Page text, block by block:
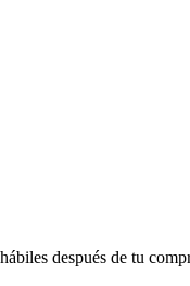
después de tu